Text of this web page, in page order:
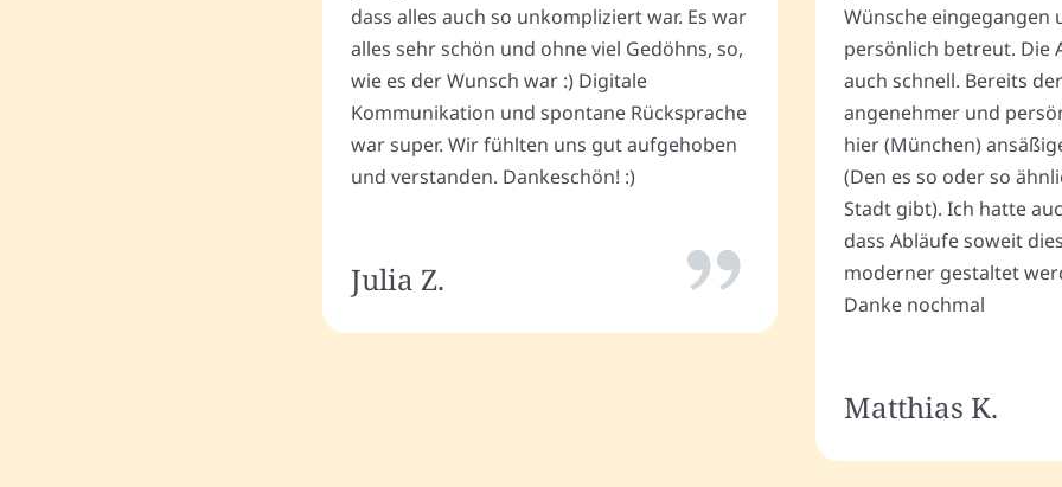
dass alles auch so unkompliziert war. Es war
alles sehr schön und ohne viel Gedöhns, so,
wie es der Wunsch war :) Digitale
Kommunikation und spontane Rücksprache
war super. Wir fühlten uns gut aufgehoben
und verstanden. Dankeschön! :)
Julia Z.
Wünsche eingegangen
persönlich betreut. Die
auch schnell. Bereits
angenehmer und
hier (München)
(Den es so oder so
Stadt gibt). Ich hatte
dass Abläufe soweit
moderner gestaltet
Danke nochmal
Matthias K.